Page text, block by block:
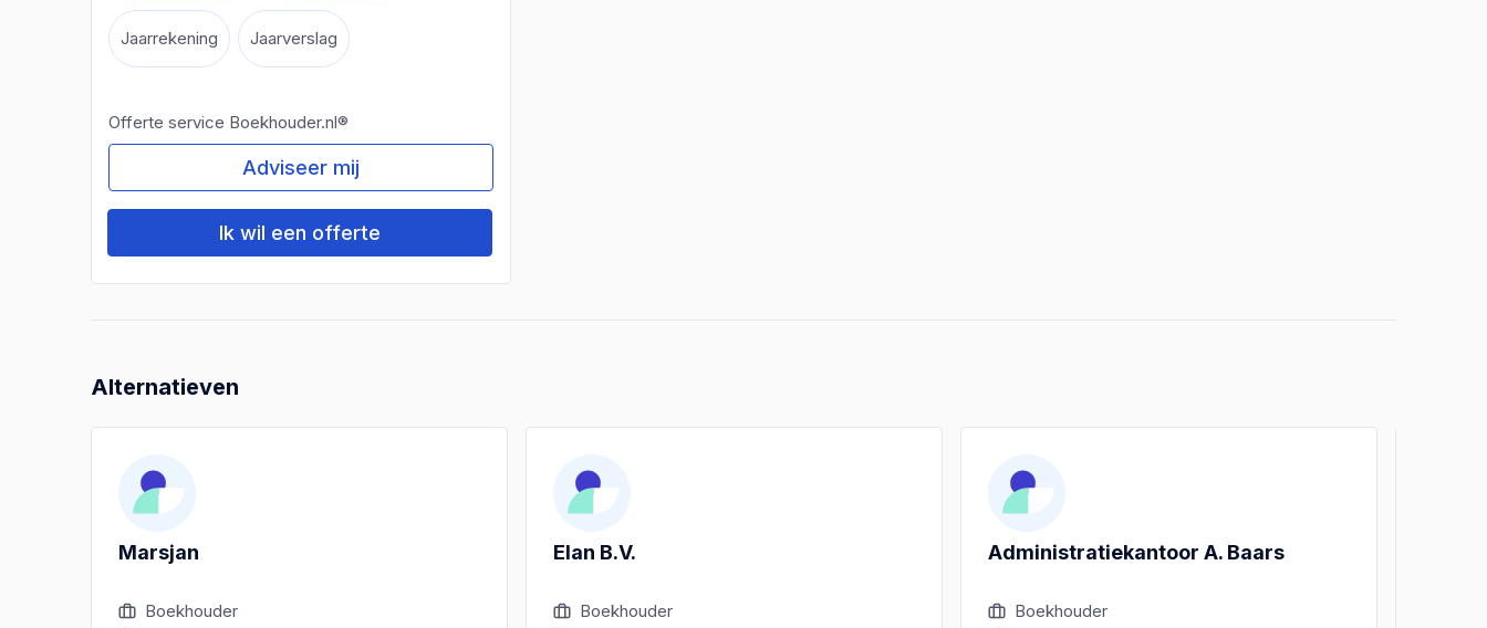
Jaarrekening Jaarverslag
Offerte service Boekhouder.nl®
Adviseer mij
Ik wil een offerte
Alternatieven
Marsjan
Boekhouder
Elan B.V.
Boekhouder
Administratiekantoor A. Baars
Boekhouder